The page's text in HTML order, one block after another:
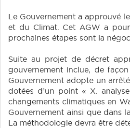
Le Gouvernement a approuvé
et du Climat. Cet AGW a
prochaines étapes sont la
Suite au projet de décret
gouvernement inclue, de
Gouvernement adopte un
dotées d’un point « X.
changements climatiques en
Gouvernement ainsi que dans
La méthodologie devra être